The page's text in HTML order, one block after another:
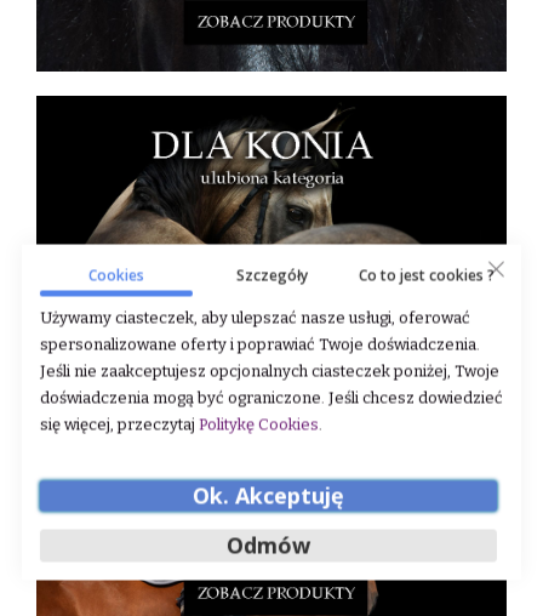
Cookies Szczegóły Co to jest cookies ?
Używamy ciasteczek, aby ulepszać nasze usługi, oferować
spersonalizowane oferty i poprawiać Twoje doświadczenia.
Jeśli nie zaakceptujesz opcjonalnych ciasteczek poniżej, Twoje
doświadczenia mogą być ograniczone. Jeśli chcesz dowiedzieć
się więcej, przeczytaj Politykę Cookies.
Ok. Akceptuję
Odmów